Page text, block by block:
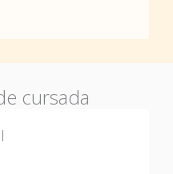
cursada